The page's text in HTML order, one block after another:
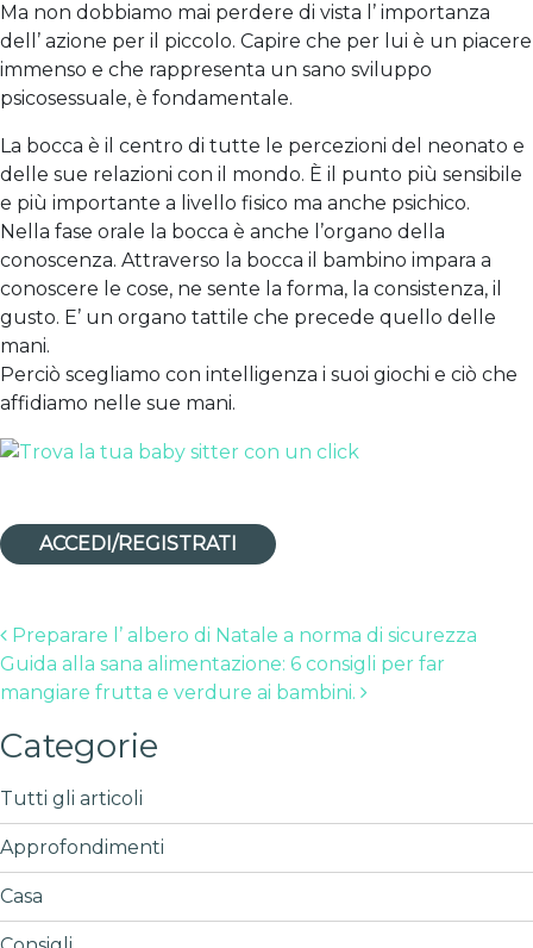
Ma non dobbiamo mai perdere di vista l’ importanza
dell’ azione per il piccolo. Capire che per lui è un piacere
immenso e che rappresenta un sano sviluppo
psicosessuale, è fondamentale.
La bocca è il centro di tutte le percezioni del neonato e
delle sue relazioni con il mondo. È il punto più sensibile
e più importante a livello fisico ma anche psichico.
Nella fase orale la bocca è anche l’organo della
conoscenza. Attraverso la bocca il bambino impara a
conoscere le cose, ne sente la forma, la consistenza, il
gusto. E’ un organo tattile che precede quello delle
mani.
Perciò scegliamo con intelligenza i suoi giochi e ciò che
affidiamo nelle sue mani.
ACCEDI/REGISTRATI
Post navigation
Preparare l’ albero di Natale a norma di sicurezza
Guida alla sana alimentazione: 6 consigli per far
mangiare frutta e verdure ai bambini.
Categorie
Tutti gli articoli
Approfondimenti
Casa